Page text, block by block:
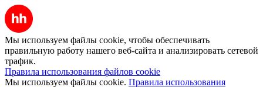
Мы используем файлы cookie, чтобы обеспечивать
правильную работу нашего веб-сайта и анализировать сетевой
трафик.
Правила использования файлов cookie
Мы используем файлы cookie. Правила использования